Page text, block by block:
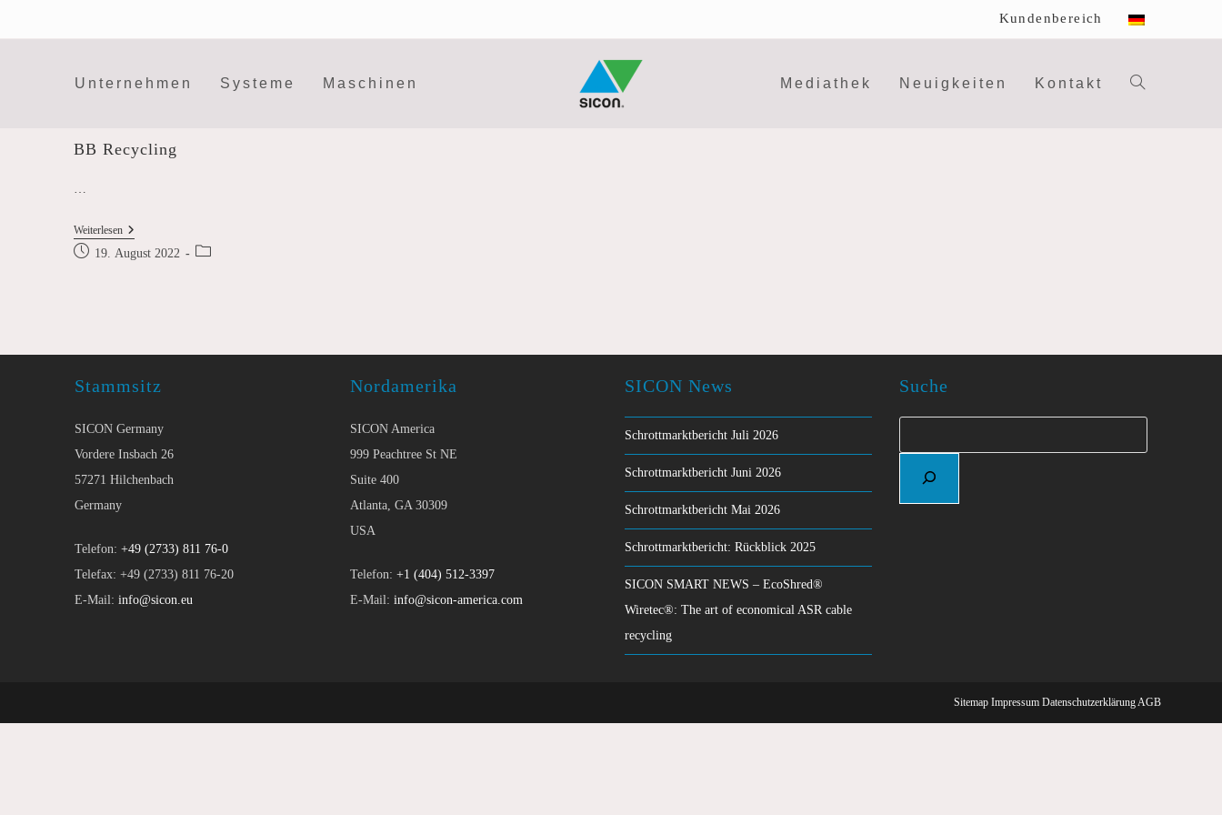
Inhalt
Kundenbereich
Unternehmen Systeme Maschinen Mediathek Neuigkeiten Kontakt Website-
BB Recycling
…
WeiterlesenBB
Beitrag19. August 2022
Beitrags-
Stammsitz
SICON Germany
Vordere Insbach 26
57271 Hilchenbach
Germany
Telefon:+49 (2733) 811 76-0
Telefax: +49 (2733) 811 76-20
E-Mail:info@sicon.eu
Nordamerika
SICON America
999 Peachtree St NE
Suite 400
Atlanta, GA 30309
USA
Telefon: +1 (404) 512-3397
E-Mail: info@sicon-america.com
SICON News
Schrottmarktbericht Juli 2026
Schrottmarktbericht Juni 2026
Schrottmarktbericht Mai 2026
Schrottmarktbericht: Rückblick 2025
SICON SMART NEWS – EcoShred®
Wiretec®: The art of economical ASR cable
recycling
Suche
Sitemap Impressum DatenschutzerklärungAGB